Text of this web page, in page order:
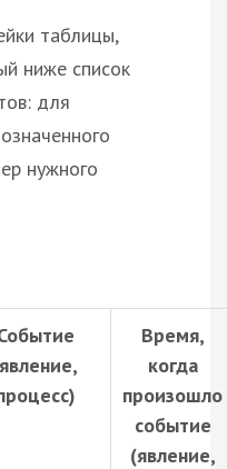
таблицы,
ниже список
для
нужного
Время,
когда
произошло
событие
(явление,